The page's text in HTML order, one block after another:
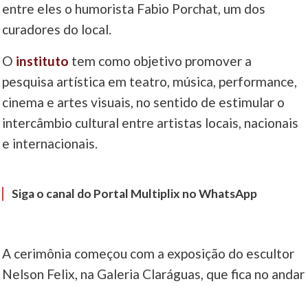
entre eles o humorista Fabio Porchat, um dos
curadores do local.
O instituto tem como objetivo promover a
pesquisa artística em teatro, música, performance,
cinema e artes visuais, no sentido de estimular o
intercâmbio cultural entre artistas locais, nacionais
e internacionais.
Siga o canal do Portal Multiplix no WhatsApp
A cerimônia começou com a exposição do escultor
Nelson Felix, na Galeria Claráguas, que fica no andar